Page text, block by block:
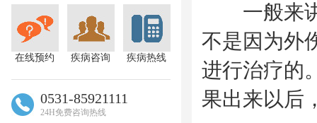
在线预约 疾病咨询 疾病热线
0531-85921111
24H免费咨询热线
一般来讲
不是因为外
进行治疗的
果出来以后